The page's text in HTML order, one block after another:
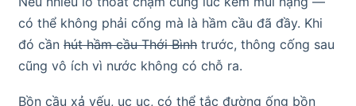
có thể không phải cống mà là hầm cầu đã đầy. Khi
đó cần hút hầm cầu Thới Bình trước, thông cống sau
cũng vô ích vì nước không có chỗ ra.
Bồn cầu xả yếu, ục ục, có thể tắc đường ống bồn